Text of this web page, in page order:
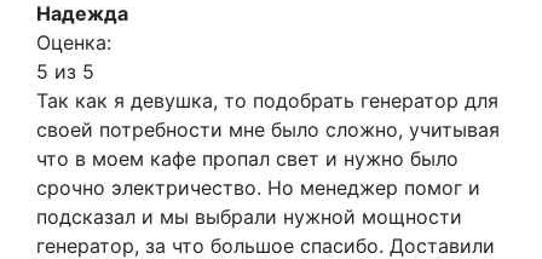
Надежда
Оценка:
5 из 5
Так как я девушка, то подобрать генератор для
своей потребности мне было сложно, учитывая
что в моем кафе пропал свет и нужно было
срочно электричество. Но менеджер помог и
подсказал и мы выбрали нужной мощности
генератор, за что большое спасибо. Доставили